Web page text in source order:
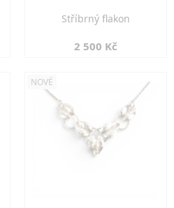
Stříbrný flakon
2 500 Kč
NOVÉ